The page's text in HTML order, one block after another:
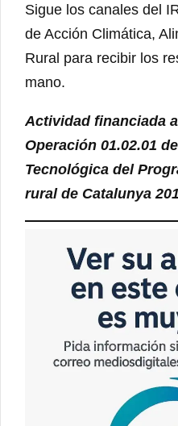
Sigue los canales del
de Acción Climática,
Rural para recibir los
mano.
Actividad financiada
Operación 01.02.01
Tecnológica del
rural de Catalunya